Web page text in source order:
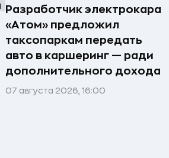
Разработчик электрокара
«Атом» предложил
таксопаркам передать
авто в каршеринг — ради
дополнительного дохода
07 августа 2026, 16:00